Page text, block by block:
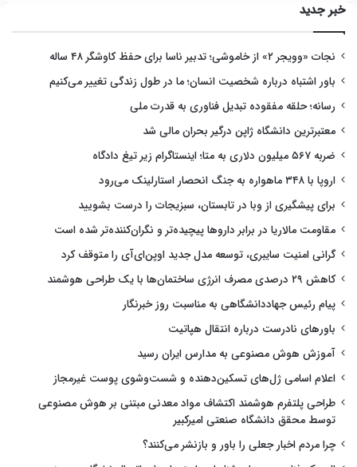
خبر جدید
نجات «وویجر ۲» از خاموشی؛ تدبیر ناسا برای حفظ کاوشگر ۴۸ ساله
باور اشتباه درباره شخصیت انسان؛ ما در طول زندگی تغییر می‌کنیم
رسانه؛ حلقه مفقوده تبدیل فناوری به قدرت ملی
معتبرترین دانشگاه ژاپن درگیر بحران مالی شد
ضربه ۵۶۷ میلیون دلاری به متا؛ اینستاگرام زیر تیغ دادگاه
اروپا با ۳۴۸ ماهواره به جنگ انحصار استارلینک می‌رود
برای پیشگیری از وبا در تابستان، سبزیجات را درست بشویید
مقاومت مالاریا در برابر داروها پیچیده‌تر و نگران‌کننده‌تر شده است
گرانی امنیت سایبری، توسعه مدل جدید اوپن‌ای‌آی را متوقف کرد
کاهش ۲۹ درصدی مصرف انرژی ساختمان‌ها با یک طراحی هوشمند
پیام رئیس جهاددانشگاهی به مناسبت روز خبرنگار
باورهای نادرست درباره انتقال هپاتیت
آموزش هوش مصنوعی به مدارس ایران رسید
اعلام اسامی ژل‌های تسکین‌دهنده و شست‌وشوی پوست غیرمجاز
طراحی پلتفرم هوشمند اکتشاف مواد معدنی مبتنی بر هوش مصنوعی
توسط محقق دانشگاه صنعتی امیرکبیر
چرا مردم اخبار جعلی را باور و بازنشر می‌کنند؟